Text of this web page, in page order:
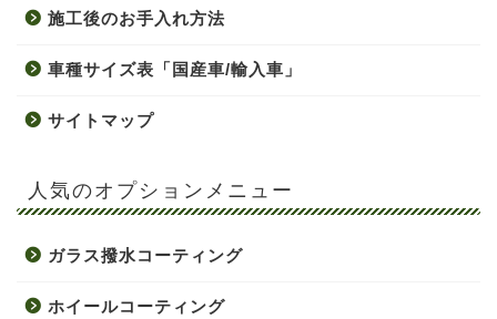
施工後のお手入れ方法
車種サイズ表「国産車/輸入車」
サイトマップ
人気のオプションメニュー
ガラス撥水コーティング
ホイールコーティング